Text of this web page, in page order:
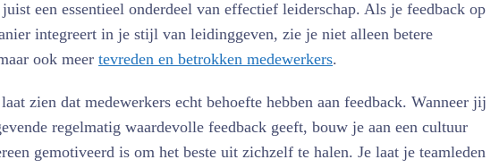
een essentieel onderdeel van effectief leiderschap. Als je feedback op
integreert in je stijl van leidinggeven, zie je niet alleen betere
ook meer tevreden en betrokken medewerkers.
laat zien dat medewerkers echt behoefte hebben aan feedback. Wanneer jij
regelmatig waardevolle feedback geeft, bouw je aan een cultuur
gemotiveerd is om het beste uit zichzelf te halen. Je laat je teamleden